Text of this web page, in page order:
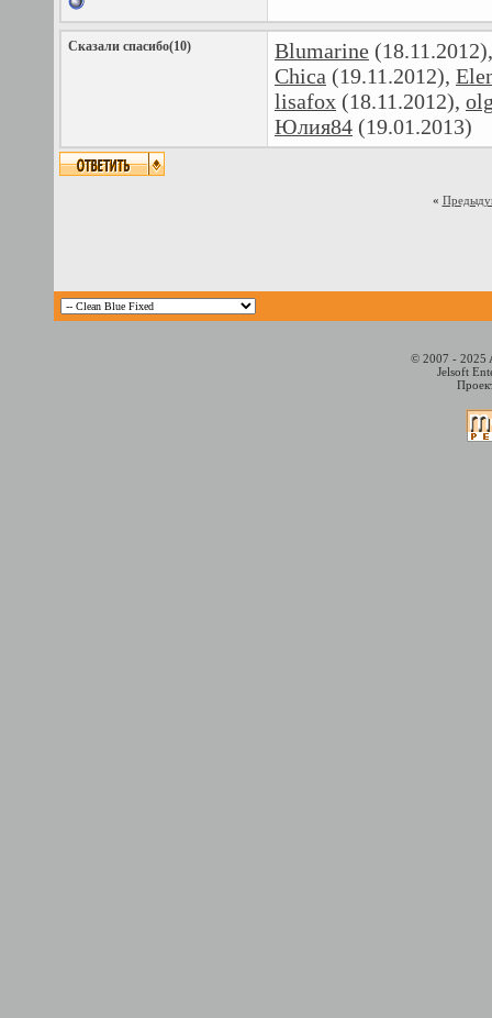
Сказали спасибо(10) Blumarine
Chica (19.11.2012),
lisafox (18.11.2012),
Юлия84 (19.01.2013)
«
© 2007 - 2025
Jelsoft